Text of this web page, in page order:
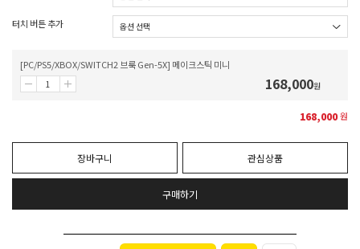
터치 버튼 추가
[PC/PS5/XBOX/SWITCH2 브룩 Gen-5X] 메이크스틱 미니
168,000원
168,000원
장바구니 관심상품
구매하기